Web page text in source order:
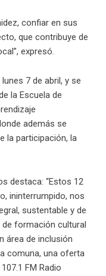
confiar en sus
que contribuye de
expresó.
7 de abril, y se
la Escuela de
además se
la participación, la
destaca: “Estos 12
ininterrumpido, nos
sustentable y de
de formación cultural
área de inclusión
comuna, una oferta
FM Radio